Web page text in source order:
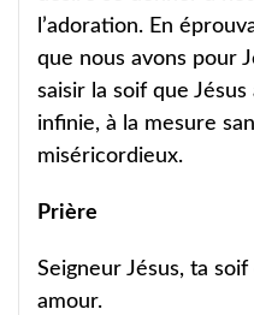
l’adoration. En
que nous avons pour
saisir la soif que
infinie, à la mesure
miséricordieux.
Prière
Seigneur Jésus, ta
amour.